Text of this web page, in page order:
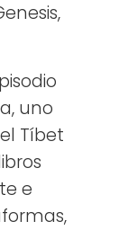
uno
Tíbet
e